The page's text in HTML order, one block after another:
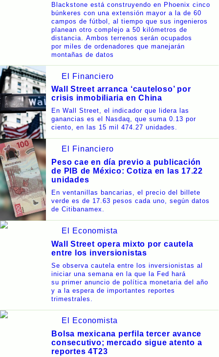
Blackstone está construyendo en Phoenix cinco
búnkeres con una extensión mayor a la de 60
campos de fútbol, al tiempo que sus ingenieros
planean otro complejo a 50 kilómetros de
distancia. Ambos terrenos serán ocupados
por miles de ordenadores que manejarán
montañas de datos
El Financiero
Wall Street arranca ‘cauteloso’ por
crisis inmobiliaria en China
En Wall Street, el indicador que lidera las
ganancias es el Nasdaq, que suma 0.13 por
ciento, en las 15 mil 474.27 unidades.
El Financiero
Peso cae en día previo a publicación
de PIB de México: Cotiza en las 17.22
unidades
En ventanillas bancarias, el precio del billete
verde es de 17.63 pesos cada uno, según datos
de Citibanamex.
El Economista
Wall Street opera mixto por cautela
entre los inversionistas
Se observa cautela entre los inversionistas al
iniciar una semana en la que la Fed hará
su primer anuncio de política monetaria del año
y a la espera de importantes reportes
trimestrales.
El Economista
Bolsa mexicana perfila tercer avance
consecutivo; mercado sigue atento a
reportes 4T23